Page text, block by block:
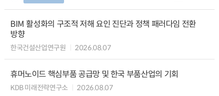
BIM 활성화의 구조적 저해 요인 진단과 정책 패러다임 전환
방향
한국건설산업연구원 2026.08.07
휴머노이드 핵심부품 공급망 및 한국 부품산업의 기회
KDB 미래전략연구소 2026.08.07